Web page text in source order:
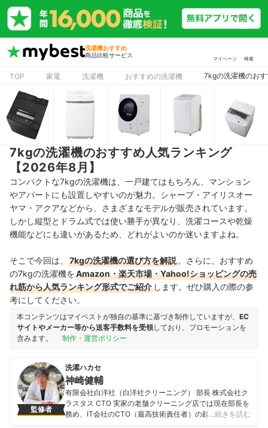
洗濯機おすすめ
商品比較サービス
マイページ 検索
TOP 家電 洗濯機 おすすめの洗濯機 7kgの洗濯機のお
7kgの洗濯機のおすすめ人気ランキング
【2026年8月】
コンパクトな7kgの洗濯機は、一戸建てはもちろん、マンション
やアパートにも設置しやすいのが魅力。シャープ・アイリスオー
ヤマ・アクアなどから、さまざまなモデルが販売されています。
しかし縦型とドラム式では使い勝手が異なり、洗濯コースや乾燥
機能などにも違いがあるため、どれがよいのか迷いますよね。
そこで今回は、 7kgの洗濯機の選び方を解説 。さらに、おすすめ
の7kgの洗濯機をAmazon・楽天市場・Yahoo!ショッピングの売
れ筋から人気ランキング形式でご紹介 します。ぜひ購入の際の参
考にしてください。
本コンテンツはマイベストが独自の基準に基づき制作していますが、 EC
サイトやメーカー等から送客手数料を受領しており、プロモーションを
含みます。
制作・運営ポリシー
監修者
洗濯ハカセ
神崎健輔
有限会社白洋社（白洋社クリーニング） 部長 株式会社ク
ラスタス CTO 実家の老舗クリーニング店では現在部長を
務め、IT会社のCTO（最高技術責任者）の顔も持つ。宅
…続きを読む